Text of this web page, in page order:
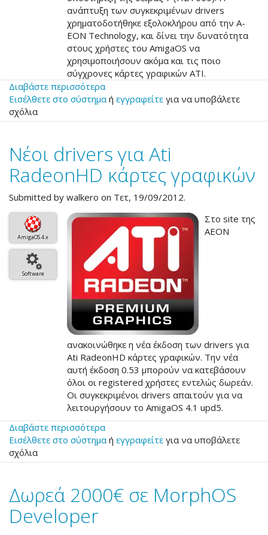
ανάπτυξη των συγκεκριμένων drivers
χρηματοδοτήθηκε εξολοκλήρου από την A-
EON Technology, και δίνει την δυνατότητα
στους χρήστες του AmigaOS να
χρησιμοποιήσουν ακόμα και τις ποιο
σύγχρονες κάρτες γραφικών ATI.
Διαβάστε περισσότερα
το
drivers
ATI
RadeonHD
με
υποστήριξη
Series
7
Εισέλθετε στο σύστημα ή εγγραφείτε για να υποβάλετε
σχόλια
Νέοι drivers για Ati
RadeonHD κάρτες γραφικών
Submitted by walkero on Τετ, 19/09/2012.
AmigaOS 4.x
Software
Στο site της
AEON
ανακοινώθηκε η νέα έκδοση των drivers για
Ati RadeonHD κάρτες γραφικών. Την νέα
αυτή έκδοση 0.53 μπορούν να κατεβάσουν
όλοι οι registered χρήστες εντελώς δωρεάν.
Οι συγκεκριμένοι drivers απαιτούν για να
λειτουργήσουν το AmigaOS 4.1 upd5.
Διαβάστε περισσότερα
το
drivers
Ati
RadeonHD
Εισέλθετε στο σύστημα ή εγγραφείτε για να υποβάλετε
σχόλια
Δωρεά 2000€ σε MorphOS
Developer